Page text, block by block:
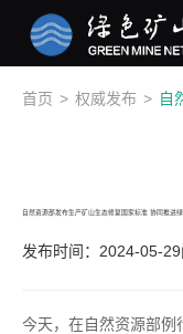
首页 > 权威发布 >
自然资源部发布生产矿山生态修复国家标准 协同推进
发布时间：2024-05-29
今天，在自然资源部